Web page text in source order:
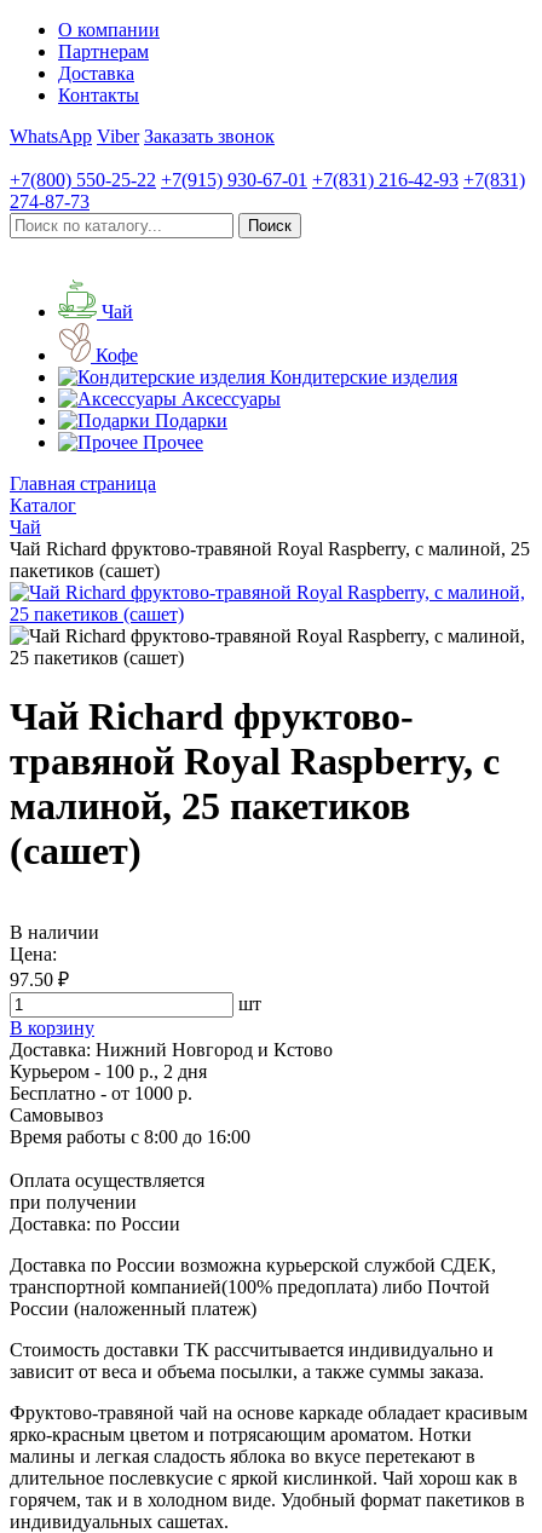
О компании
Партнерам
Доставка
Контакты
WhatsApp Viber Заказать звонок
+7(800) 550-25-22 +7(915) 930-67-01 +7(831) 216-42-93 +7(831)
274-87-73
Чай
Кофе
Кондитерские изделия
Аксессуары
Подарки
Прочее
Главная страница
Каталог
Чай
Чай Richard фруктово-травяной Royal Raspberry, с малиной, 25
пакетиков (сашет)
Чай Richard фруктово-
травяной Royal Raspberry, с
малиной, 25 пакетиков
(сашет)
В наличии
Цена:
97.50 ₽
шт
В корзину
Доставка: Нижний Новгород и Кстово
Курьером - 100 р., 2 дня
Бесплатно - от 1000 р.
Самовывоз
Время работы с 8:00 до 16:00
Оплата осуществляется
при получении
Доставка: по России
Доставка по России возможна курьерской службой СДЕК,
транспортной компанией(100% предоплата) либо Почтой
России (наложенный платеж)
Стоимость доставки ТК рассчитывается индивидуально и
зависит от веса и объема посылки, а также суммы заказа.
Фруктово-травяной чай на основе каркаде обладает красивым
ярко-красным цветом и потрясающим ароматом. Нотки
малины и легкая сладость яблока во вкусе перетекают в
длительное послевкусие с яркой кислинкой. Чай хорош как в
горячем, так и в холодном виде. Удобный формат пакетиков в
индивидуальных сашетах.